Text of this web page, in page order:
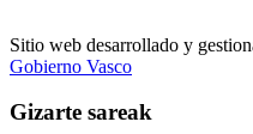
Sitio web desarrollado y
Gobierno Vasco
Gizarte sareak